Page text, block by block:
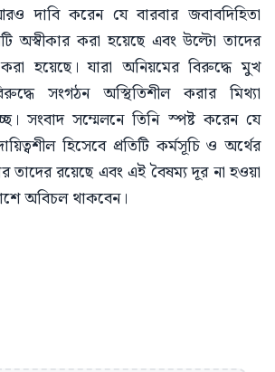
দাবি করেন যে বারবার জবাবদিহিতা
অস্বীকার করা হয়েছে এবং উল্টো তাদের
হয়েছে। যারা অনিয়মের বিরুদ্ধে মুখ
সংগঠন অস্থিতিশীল করার মিথ্যা
সংবাদ সম্মেলনে তিনি স্পষ্ট করেন যে
হিসেবে প্রতিটি কর্মসূচি ও অর্থের
তাদের রয়েছে এবং এই বৈষম্য দূর না হওয়া
অবিচল থাকবেন।